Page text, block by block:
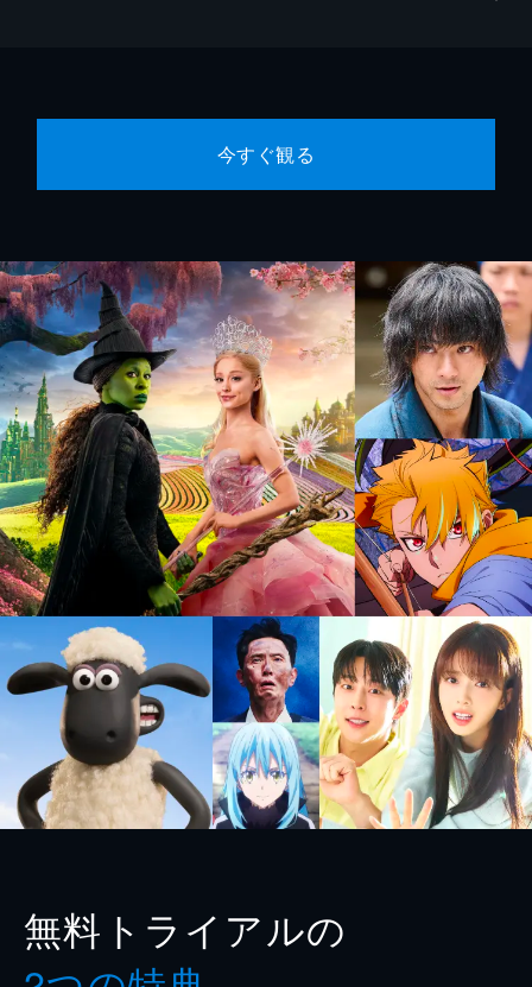
今すぐ観る
無料トライアルの